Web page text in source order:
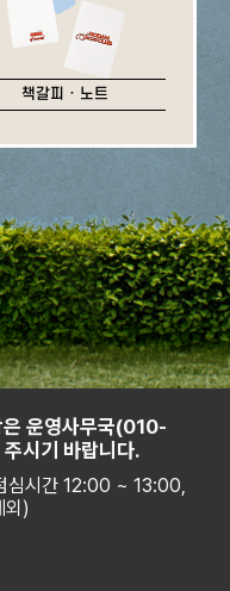
책갈피 · 노트
은 운영사무국(010-
시기 바랍니다.
심시간 12:00 ~ 13:00,
외)